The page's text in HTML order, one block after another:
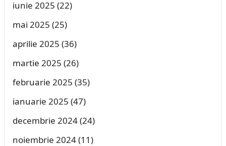
iunie 2025 (22)
mai 2025 (25)
aprilie 2025 (36)
martie 2025 (26)
februarie 2025 (35)
ianuarie 2025 (47)
decembrie 2024(24)
noiembrie 2024(11)